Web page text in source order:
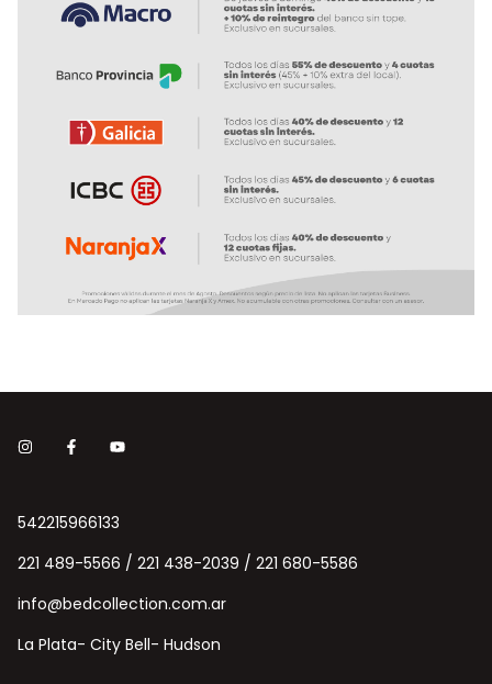
542215966133
221 489-5566 / 221 438-2039 / 221 680-5586
info@bedcollection.com.ar
La Plata- City Bell- Hudson